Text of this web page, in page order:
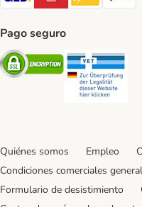
Pago seguro
Security
Quiénes somos Empleo
Condiciones comerciales
Formulario de desistimiento